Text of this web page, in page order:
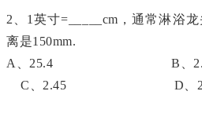
2、1英寸=_____cm，通常淋浴
离是150mm.
A、25.4 B、
C、2.45 D、